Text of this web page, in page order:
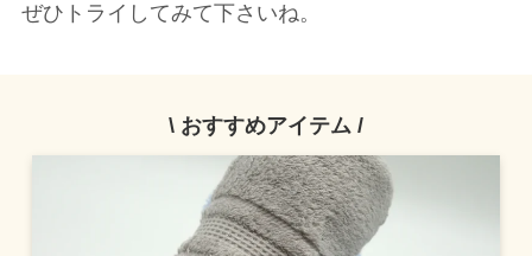
ぜひトライしてみて下さいね。
\ おすすめアイテム /